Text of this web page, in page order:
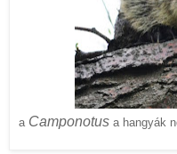
a Camponotus a hangyák